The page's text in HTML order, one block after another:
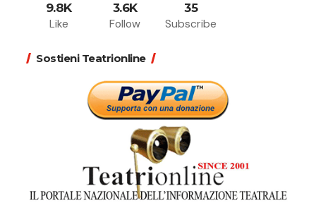
9.8K
Like
3.6K
Follow
35
Subscribe
Sostieni Teatrionline